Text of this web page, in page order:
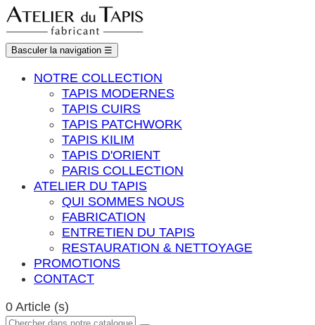
Basculer la navigation ☰
NOTRE COLLECTION
TAPIS MODERNES
TAPIS CUIRS
TAPIS PATCHWORK
TAPIS KILIM
TAPIS D'ORIENT
PARIS COLLECTION
ATELIER DU TAPIS
QUI SOMMES NOUS
FABRICATION
ENTRETIEN DU TAPIS
RESTAURATION & NETTOYAGE
PROMOTIONS
CONTACT
0 Article (s)